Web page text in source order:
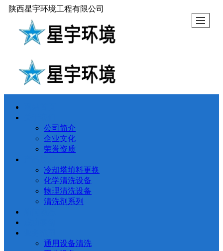
陕西星宇环境工程有限公司
公司简介
企业文化
荣誉资质
冷却塔填料更换
化学清洗设备
物理清洗设备
清洗剂系列
通用设备清洗